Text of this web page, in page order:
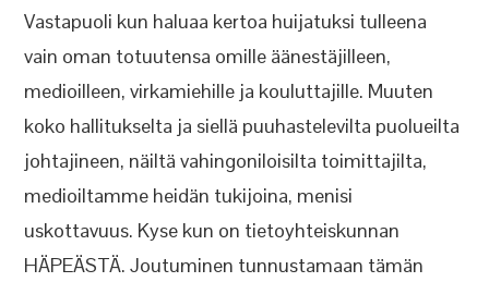
Vastapuoli kun haluaa kertoa huijatuksi tulleena
vain oman totuutensa omille äänestäjilleen,
medioilleen, virkamiehille ja kouluttajille. Muuten
koko hallitukselta ja siellä puuhastelevilta puolueilta
johtajineen, näiltä vahingoniloisilta toimittajilta,
medioiltamme heidän tukijoina, menisi
uskottavuus. Kyse kun on tietoyhteiskunnan
HÄPEÄSTÄ. Joutuminen tunnustamaan tämän